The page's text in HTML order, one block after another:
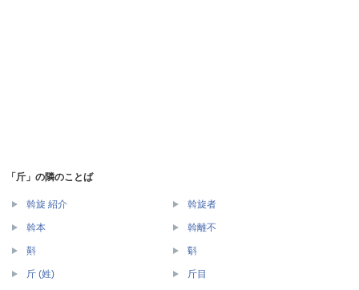
「斤」の隣のことば
斡旋 紹介 斡旋者
斡本 斡離不
斢 斣
斤 (姓) 斤目